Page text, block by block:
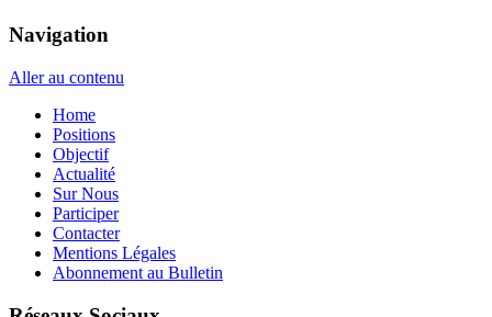
Navigation
Aller au contenu
Home
Positions
Objectif
Actualité
Sur Nous
Participer
Contacter
Mentions Légales
Abonnement au Bulletin